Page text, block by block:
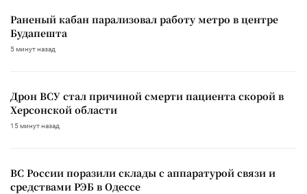
Раненый кабан парализовал работу метро в центре
Будапешта
5 минут назад
Дрон ВСУ стал причиной смерти пациента скорой в
Херсонской области
15 минут назад
ВС России поразили склады с аппаратурой связи и
средствами РЭБ в Одессе